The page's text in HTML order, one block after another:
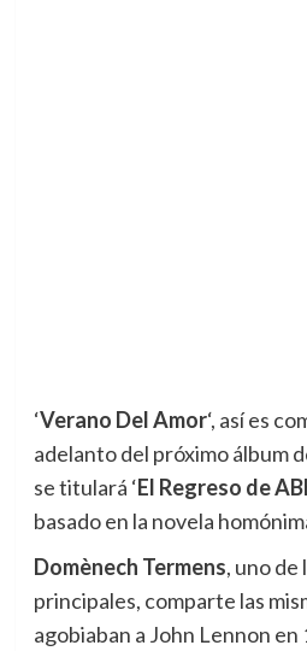
‘Verano Del Amor‘, así es
adelanto del próximo álbum
se titulará ‘El Regreso de
basado en la novela
Domènech Termens, uno de
principales, comparte las
agobiaban a John Lennon